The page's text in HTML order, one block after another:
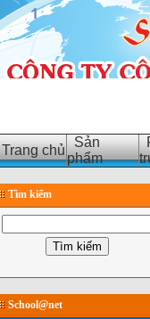
Trang chủ
Sản
phẩm
Tìm kiếm
School@net